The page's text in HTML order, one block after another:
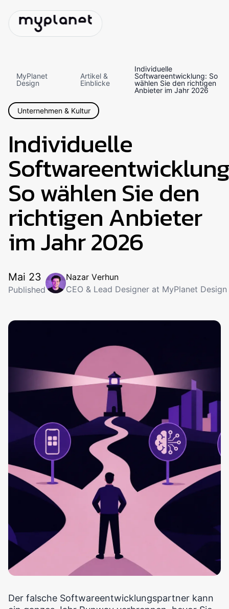
MyPlanet
Design
Artikel &
Einblicke
Individuelle
Softwareentwicklung: So
wählen Sie den richtigen
Anbieter im Jahr 2026
Unternehmen & Kultur
Individuelle
So wählen Sie den
richtigen Anbieter
im Jahr 2026
Mai 23
Published
Nazar Verhun
CEO & Lead Designer at MyPlanet Design
Der falsche Softwareentwicklungspartner kann